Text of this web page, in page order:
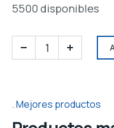
5500 disponibles
Mejores productos